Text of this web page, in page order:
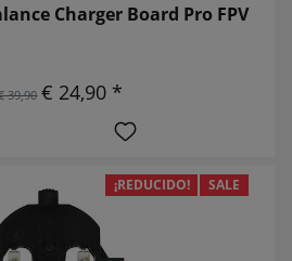
Charger Board Pro FPV
39,90 € 24,90 *
¡REDUCIDO! SALE